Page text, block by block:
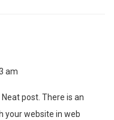
am
post. There is an
your website in web